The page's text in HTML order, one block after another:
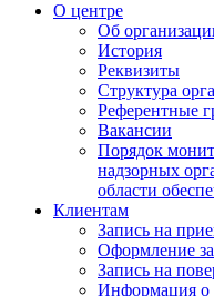
О центре
Об
История
Реквизиты
Структура
Референтные
Вакансии
Порядок
надзорных
области
Клиентам
Запись на
Оформление
Запись на
Информация о